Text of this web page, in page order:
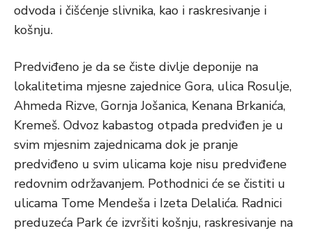
odvoda i čišćenje slivnika, kao i raskresivanje i
košnju.
Predviđeno je da se čiste divlje deponije na
lokalitetima mjesne zajednice Gora, ulica Rosulje,
Ahmeda Rizve, Gornja Jošanica, Kenana Brkanića,
Kremeš. Odvoz kabastog otpada predviđen je u
svim mjesnim zajednicama dok je pranje
predviđeno u svim ulicama koje nisu predviđene
redovnim održavanjem. Pothodnici će se čistiti u
ulicama Tome Mendeša i Izeta Delalića. Radnici
preduzeća Park će izvršiti košnju, raskresivanje na